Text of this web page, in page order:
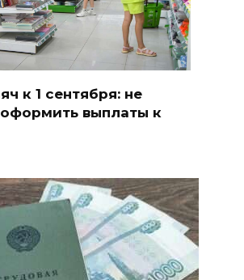
к 1 сентября: не
оформить выплаты к